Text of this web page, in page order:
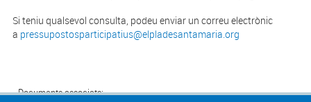
Si teniu qualsevol consulta, podeu enviar un correu electrònic
a pressupostosparticipatius@elpladesantamaria.org
Documents associats: